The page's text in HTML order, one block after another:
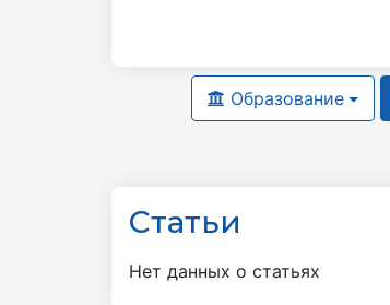
Образование
Статьи
Нет данных о статьях